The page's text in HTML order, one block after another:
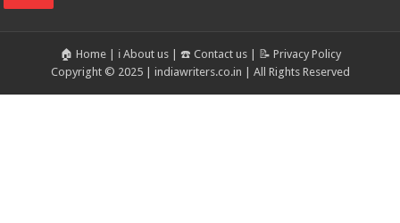
🏠 Home| ℹ️ About us| ☎️ Contact us| 📝 Privacy Policy
Copyright © 2025 | indiawriters.co.in | All Rights Reserved